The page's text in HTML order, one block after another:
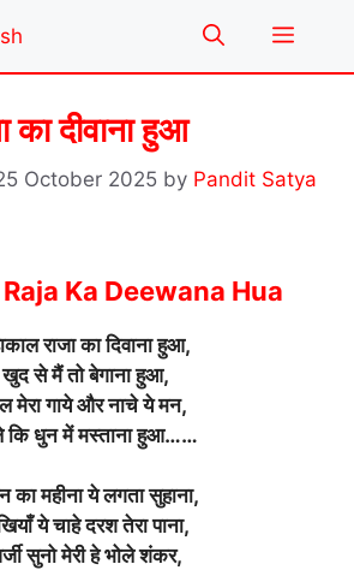
Menu
का दीवाना हुआ
October 2025 by Pandit Satya
Ka Deewana Hua
राजा का दिवाना हुआ,
खुद से मैं तो बेगाना हुआ,
मेरा गाये और नाचे ये मन,
कि धुन में मस्ताना हुआ……
का महीना ये लगता सुहाना,
ये चाहे दरश तेरा पाना,
सुनो मेरी हे भोले शंकर,